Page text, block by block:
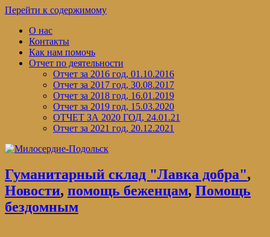
Перейти к содержимому
О нас
Контакты
Как нам помочь
Отчет по деятельности
Отчет за 2016 год, 01.10.2016
Отчет за 2017 год, 30.08.2017
Отчет за 2018 год, 16.01.2019
Отчет за 2019 год, 15.03.2020
ОТЧЕТ ЗА 2020 ГОД, 24.01.21
Отчет за 2021 год, 20.12.2021
Гуманитарный склад "Лавка добра",
Новости, помощь беженцам, Помощь
бездомным